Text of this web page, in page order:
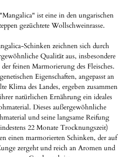
ist eine in den ungarischen
gezüchtete Wollschweinrasse.
Schinken zeichnen sich durch
Qualität aus, insbesondere
feinen Marmorierung des Fleisches.
Eigenschaften, angepasst an
Klima des Landes, ergeben zusammen
natürlichen Ernährung ein ideales
Dieses außergewöhnliche
und seine langsame Reifung
22 Monate Trocknungszeit)
einen marmorierten Schinken, der auf
zergeht und reich an Aromen und